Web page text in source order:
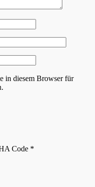
in diesem Browser für
Code *